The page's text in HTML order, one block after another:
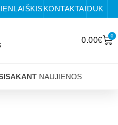
KONTAKTAIDUK
0.00€
0
NAUJIENOS